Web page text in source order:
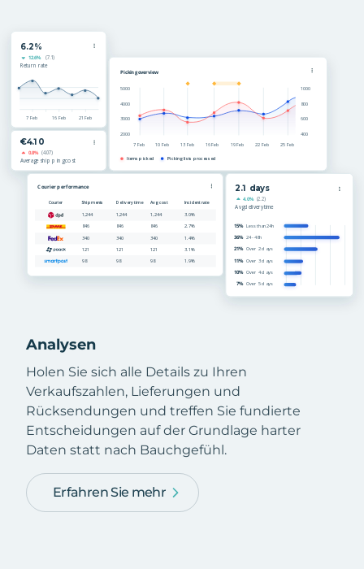
Analysen
Holen Sie sich alle Details zu Ihren
Verkaufszahlen, Lieferungen und
Rücksendungen und treffen Sie fundierte
Entscheidungen auf der Grundlage harter
Daten statt nach Bauchgefühl.
Erfahren Sie mehr